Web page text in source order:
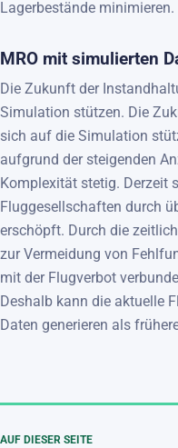
Lagerbestände minimieren.
MRO mit simulierten
Die Zukunft der
Simulation stützen. Die
sich auf die Simulation
aufgrund der steigenden
Komplexität stetig. Derzeit
Fluggesellschaften durch
erschöpft. Durch die
zur Vermeidung von
mit der Flugverbot
Deshalb kann die aktuelle
Daten generieren als
AUF DIESER SEITE